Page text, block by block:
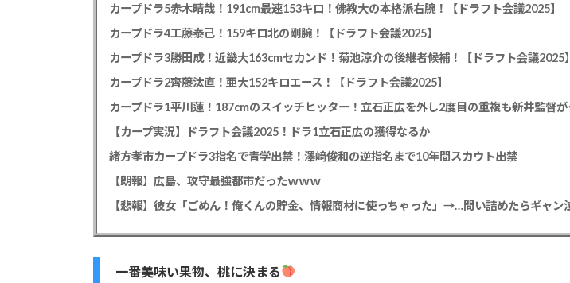
カープドラ5赤木晴哉！191cm最速153キロ！佛教大の本格派右腕！【ドラフト会議2025】
カープドラ4工藤泰己！159キロ北の剛腕！【ドラフト会議2025】
カープドラ3勝田成！近畿大163cmセカンド！菊池涼介の後継者候補！【ドラフト会議2025】
カープドラ2齊藤汰直！亜大152キロエース！【ドラフト会議2025】
【カープ実況】ドラフト会議2025！ドラ1立石正広の獲得なるか
緒方孝市カープドラ3指名で青学出禁！澤﨑俊和の逆指名まで10年間スカウト出禁
【朗報】広島、攻守最強都市だったｗｗｗ
一番美味い果物、桃に決まる